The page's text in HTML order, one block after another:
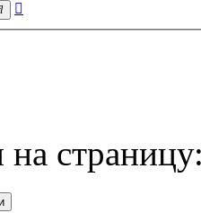
Поиск
на